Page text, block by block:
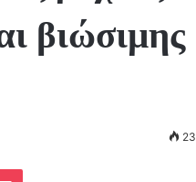
βιώσιμης
23
Pocket